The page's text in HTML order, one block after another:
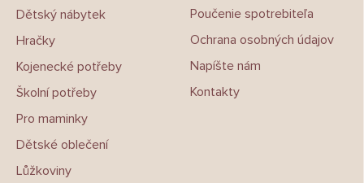
Dětský nábytek
Hračky
Kojenecké potřeby
Školní potřeby
Pro maminky
Dětské oblečení
Lůžkoviny
Poučenie spotrebiteľa
Ochrana osobných údajov
Napíšte nám
Kontakty